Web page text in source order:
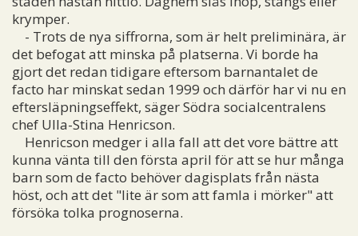
krymper.
- Trots de nya siffrorna, som är helt preliminära, är
det befogat att minska på platserna. Vi borde ha
gjort det redan tidigare eftersom barnantalet de
facto har minskat sedan 1999 och därför har vi nu en
eftersläpningseffekt, säger Södra socialcentralens
chef Ulla-Stina Henricson.
Henricson medger i alla fall att det vore bättre att
kunna vänta till den första april för att se hur många
barn som de facto behöver dagisplats från nästa
höst, och att det "lite är som att famla i mörker" att
försöka tolka prognoserna.